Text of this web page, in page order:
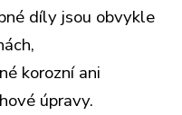
díly jsou obvykle
korozní ani
úpravy.